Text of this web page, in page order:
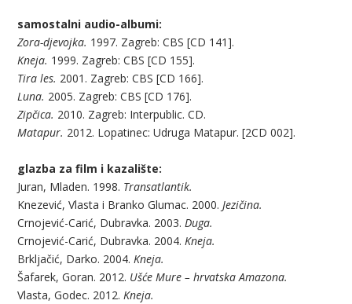
samostalni audio-albumi:
Zora-djevojka. 1997. Zagreb: CBS [CD 141].
Kneja. 1999. Zagreb: CBS [CD 155].
Tira les. 2001. Zagreb: CBS [CD 166].
Luna. 2005. Zagreb: CBS [CD 176].
Zipčica. 2010. Zagreb: Interpublic. CD.
Matapur. 2012. Lopatinec: Udruga Matapur. [2CD 002].
glazba za film i kazalište:
Juran, Mladen. 1998. Transatlantik.
Knezević, Vlasta i Branko Glumac. 2000. Jezičina.
Crnojević-Carić, Dubravka. 2003. Duga.
Crnojević-Carić, Dubravka. 2004. Kneja.
Brkljačić, Darko. 2004. Kneja.
Šafarek, Goran. 2012. Ušće Mure – hrvatska Amazona.
Vlasta, Godec. 2012. Kneja.